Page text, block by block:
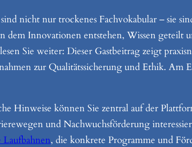
nicht nur trockenes Fachvokabular – sie
dem Innovationen entstehen, Wissen geteilt
Sie weiter: Dieser Gastbeitrag zeigt
zur Qualitätssicherung und Ethik. Am
Hinweise können Sie zentral auf der
und Nachwuchsförderung
, die konkrete Programme und